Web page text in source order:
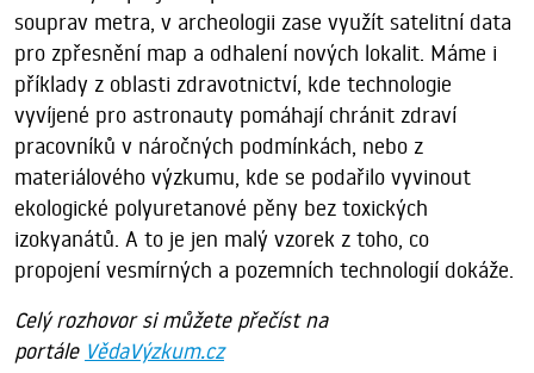
souprav metra, v archeologii zase využít satelitní data
pro zpřesnění map a odhalení nových lokalit. Máme i
příklady z oblasti zdravotnictví, kde technologie
vyvíjené pro astronauty pomáhají chránit zdraví
pracovníků v náročných podmínkách, nebo z
materiálového výzkumu, kde se podařilo vyvinout
ekologické polyuretanové pěny bez toxických
izokyanátů. A to je jen malý vzorek z toho, co
propojení vesmírných a pozemních technologií dokáže.
Celý rozhovor si můžete přečíst na
portále VědaVýzkum.cz